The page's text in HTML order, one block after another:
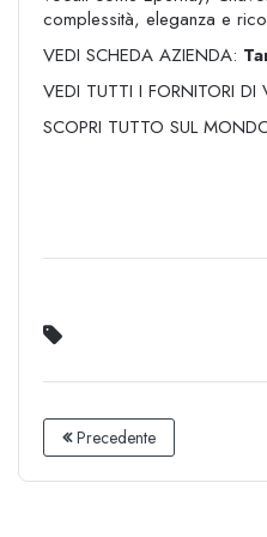
complessità, eleganza e
VEDI SCHEDA AZIENDA:
VEDI TUTTI I FORNITORI DI
SCOPRI TUTTO SUL
Precedente